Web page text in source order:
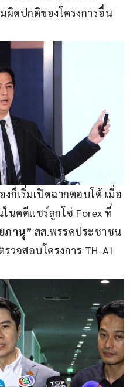
ผิดปกติของโครงการอื่น
ก็เริ่มเปิดฉากตอบโต้ เมื่อ
ในคดีแชร์ลูกโซ่ Forex ที่
ภานุ” สส.พรรคประชาชน
วจสอบโครงการ TH-AI